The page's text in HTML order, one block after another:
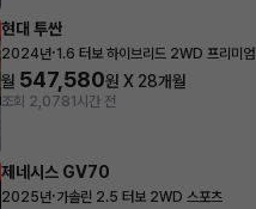
현대 투싼
2024년·1.6 터보 하이브리드 2WD 프리미엄
월 547,580원 X 28개월
조회 2,0781시간 전
제네시스 GV70
2025년·가솔린 2.5 터보 2WD 스포츠